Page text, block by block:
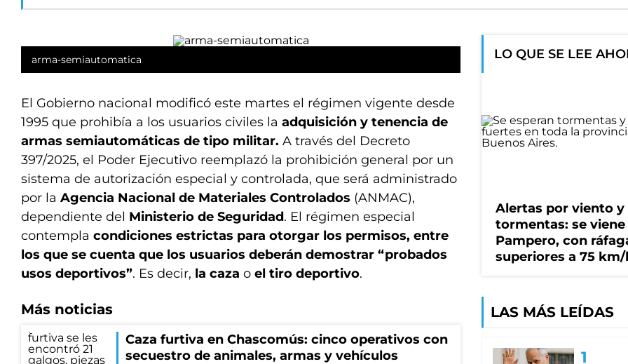
arma-semiautomatica
El Gobierno nacional modificó este martes el régimen vigente desde
1995 que prohibía a los usuarios civiles la adquisición y tenencia de
armas semiautomáticas de tipo militar. A través del Decreto
397/2025, el Poder Ejecutivo reemplazó la prohibición general por un
sistema de autorización especial y controlada, que será administrado
por la Agencia Nacional de Materiales Controlados (ANMAC),
dependiente del Ministerio de Seguridad. El régimen especial
contempla condiciones estrictas para otorgar los permisos, entre
los que se cuenta que los usuarios deberán demostrar “probados
usos deportivos”. Es decir, la caza o el tiro deportivo.
Más noticias
Caza furtiva en Chascomús: cinco operativos con
secuestro de animales, armas y vehículos
LO QUE SE LEE
Alertas por viento y
tormentas: se viene
Pampero, con
superiores a 75 km/
LAS MÁS LEÍDAS